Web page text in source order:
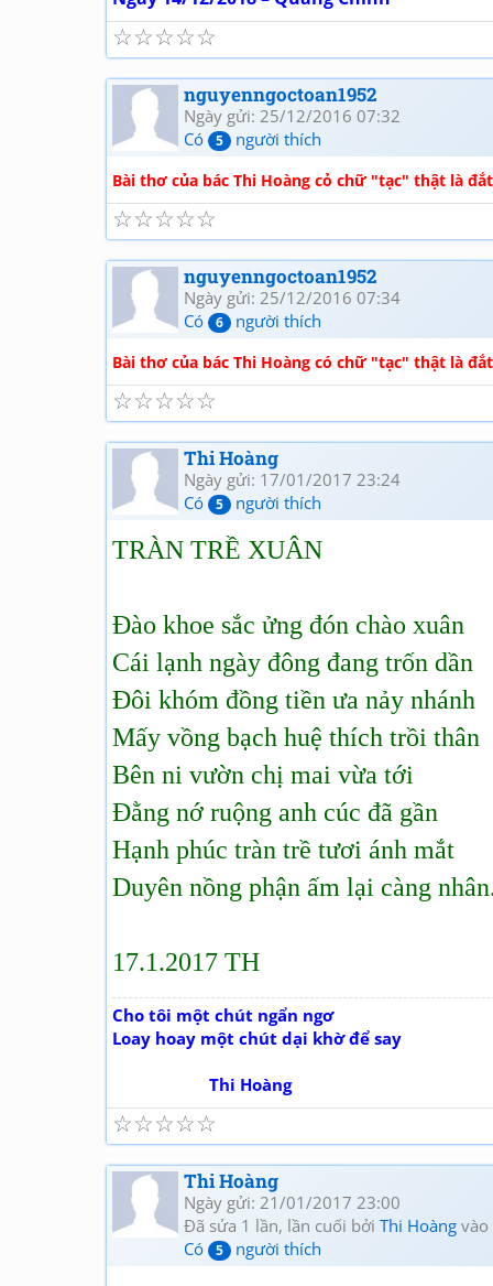
☆
☆
☆
☆
☆
nguyenngoctoan1952
Ngày gửi: 25/12/2016 07:32
Có
5 người thích
Bài thơ của bác Thi Hoàng cỏ chữ "tạc" thật là
☆
☆
☆
☆
☆
nguyenngoctoan1952
Ngày gửi: 25/12/2016 07:34
Có
6 người thích
Bài thơ của bác Thi Hoàng có chữ "tạc" thật là
☆
☆
☆
☆
☆
Thi Hoàng
Ngày gửi: 17/01/2017 23:24
Có
5 người thích
TRÀN TRỀ XUÂN
Đào khoe sắc ửng đón chào xuân
Cái lạnh ngày đông đang trốn dần
Đôi khóm đồng tiền ưa nảy nhánh
Mấy vồng bạch huệ thích trồi thân
Bên ni vườn chị mai vừa tới
Đằng nớ ruộng anh cúc đã gần
Hạnh phúc tràn trề tươi ánh mắt
Duyên nồng phận ấm lại càng
17.1.2017 TH
Cho tôi một chút ngẩn ngơ
Loay hoay một chút dại khờ để say
Thi Hoàng
☆
☆
☆
☆
☆
Thi Hoàng
Ngày gửi: 21/01/2017 23:00
Đã sửa 1 lần, lần cuối bởi Thi Hoàng
Có
5 người thích